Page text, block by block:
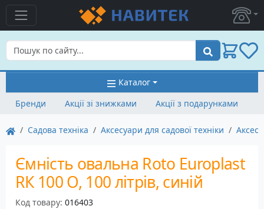
Пошук
Каталог
Бренди
Акції зі знижками Акції з подарунками
Садова техніка Аксесуари для садової техніки
Ємність овальна Roto Europlast
RК 100 О, 100 літрів, синій
Код товару: 016403